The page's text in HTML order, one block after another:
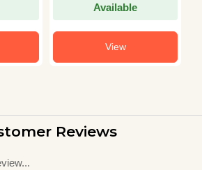
Available
View
Reviews